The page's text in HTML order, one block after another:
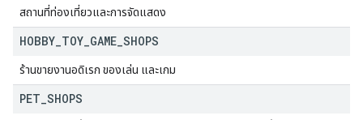
สถานที่ท่องเที่ยวและการจัดแสดง
HOBBY TOY GAME SHOPS
ร้านขายงานอดิเรก ของเล่น และเกม
PET SHOPS